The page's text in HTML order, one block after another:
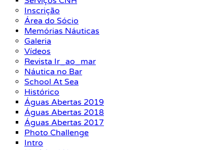
Inscrição
Área do Sócio
Memórias Náuticas
Galeria
Vídeos
Revista Ir_ao_mar
Náutica no Bar
School At Sea
Histórico
Águas Abertas 2019
Águas Abertas 2018
Águas Abertas 2017
Photo Challenge
Intro